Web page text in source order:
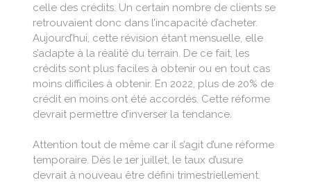
celle des crédits. Un certain nombre de clients se
retrouvaient donc dans l’incapacité d’acheter.
Aujourd’hui, cette révision étant mensuelle, elle
s’adapte à la réalité du terrain. De ce fait, les
crédits sont plus faciles à obtenir ou en tout cas
moins difficiles à obtenir. En 2022, plus de 20% de
crédit en moins ont été accordés. Cette réforme
devrait permettre d’inverser la tendance.
Attention tout de même car il s’agit d’une réforme
temporaire. Dès le 1er juillet, le taux d’usure
devrait à nouveau être défini trimestriellement.